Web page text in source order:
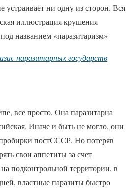
устраивает ни одну из сторон. Вся
иллюстрация крушения
названием «паразитаризм»
паразитарных государств
все просто. Она паразитарна
Иначе и быть не могло, они
постСССР. Но потеряв
свои аппетиты за счет
подконтрольной территории, в
властные паразиты быстро